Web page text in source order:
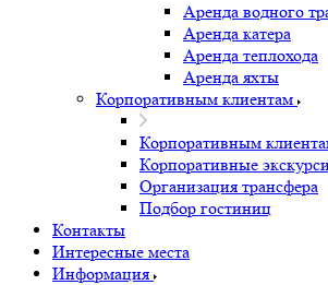
Аренда водного
Аренда катера
Аренда теплохода
Аренда яхты
Корпоративным клиентам
Корпоративным
Корпоративные
Организация трансфера
Подбор гостиниц
Контакты
Интересные места
Информация